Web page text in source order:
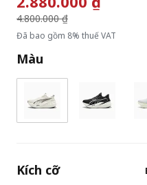
4.800.000 ₫
đến
Đã bao gồm 8% thuế VAT
Màu
Kích cỡ